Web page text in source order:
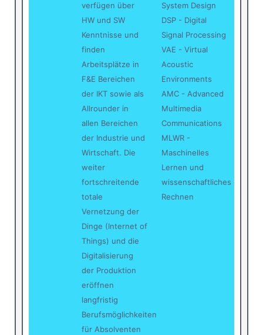
verfügen über
HW und SW
Kenntnisse und
finden
Arbeitsplätze in
F&E Bereichen
der IKT sowie als
Allrounder in
allen Bereichen
der Industrie und
Wirtschaft. Die
weiter
fortschreitende
totale
Vernetzung der
Dinge (Internet of
Things) und die
Digitalisierung
der Produktion
eröffnen
langfristig
Berufsmöglichkeiten
für Absolventen
System Design
DSP - Digital
Signal Processing
VAE - Virtual
Acoustic
Environments
AMC - Advanced
Multimedia
Communications
MLWR -
Maschinelles
Lernen und
wissenschaftliches
Rechnen